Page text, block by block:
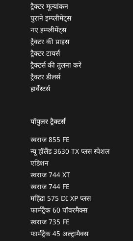
ट्रैक्टर मूल्यांकन
पुराने इम्प्लीमेंट्स
नए इम्प्लीमेंट्स
ट्रैक्टर की प्राइस
ट्रैक्टर टायर्स
ट्रैक्टर्स की तुलना करें
ट्रैक्टर डीलर्स
हार्वेस्टर्स
पॉपुलर ट्रैक्टर्स
स्वराज 855 FE
न्यू हॉलैंड 3630 TX प्लस स्पेशल
एडिशन
स्वराज 744 XT
स्वराज 744 FE
महिंद्रा 575 DI XP प्लस
फार्मट्रैक 60 पॉवरमैक्स
स्वराज 735 FE
फार्मट्रैक 45 अल्ट्रामैक्स